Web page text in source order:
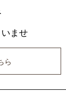
ませ
ら